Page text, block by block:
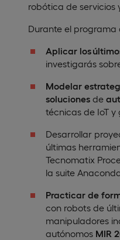
robótica de servicios
Durante el programa
Aplicar los
investigarás
Modelar
soluciones de
técnicas de IoT y
Desarrollar
últimas
Tecnomatix
la suite
Practicar de
con robots de
manipuladores
autónomos MIR